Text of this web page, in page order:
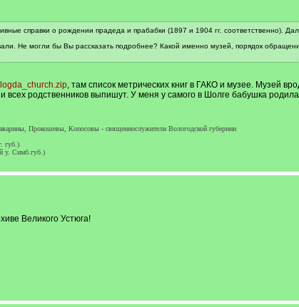
справки о рождении прадеда и прабабки (1897 и 1904 гг. соответственно).
Не могли бы Вы рассказать подробнее? Какой именно музей, порядок
, там список метрических книг в ГАКО и музее. Музей
родственников выпишут. У меня у самого в Шолге бабушка
Прокошевы, Копосовы - священнослужители Вологодской губернии
губ.)
у. Симб.губ.)
Великого Устюга!